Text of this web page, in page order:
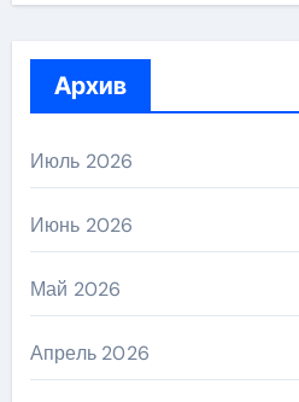
Архив
Июль 2026
Июнь 2026
Май 2026
Апрель 2026